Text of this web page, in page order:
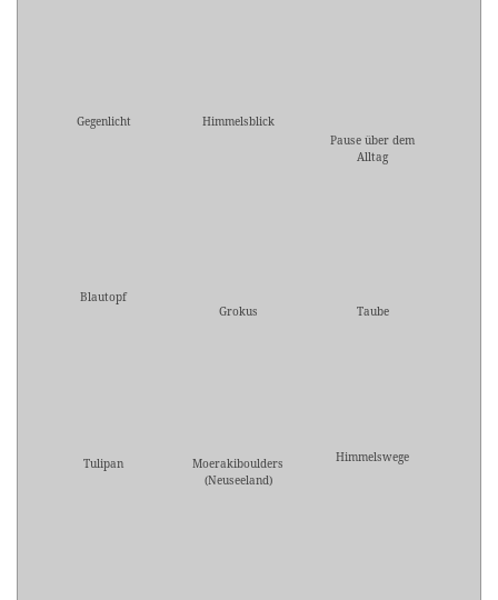
Gegenlicht
Himmelsblick
Pause über dem
Alltag
Blautopf
Grokus
Taube
Tulipan
Moerakiboulders
(Neuseeland)
Himmelswege